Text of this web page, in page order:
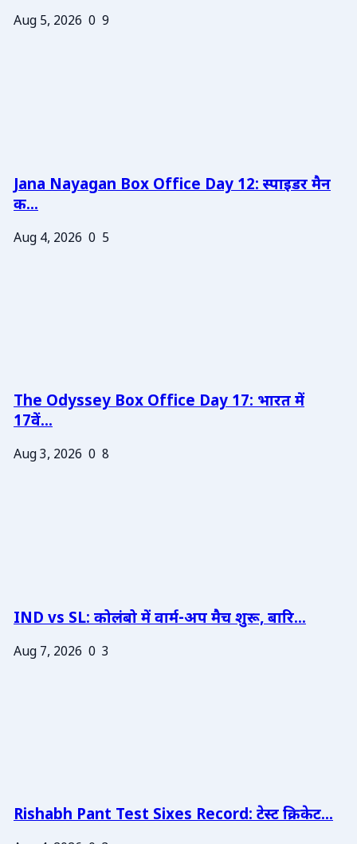
Aug 5, 2026 0 9
Jana Nayagan Box Office Day 12: स्पाइडर मैन
क...
Aug 4, 2026 0 5
The Odyssey Box Office Day 17: भारत में
17वें...
Aug 3, 2026 0 8
IND vs SL: कोलंबो में वार्म-अप मैच शुरू, बारि...
Aug 7, 2026 0 3
Rishabh Pant Test Sixes Record: टेस्ट क्रिकेट...